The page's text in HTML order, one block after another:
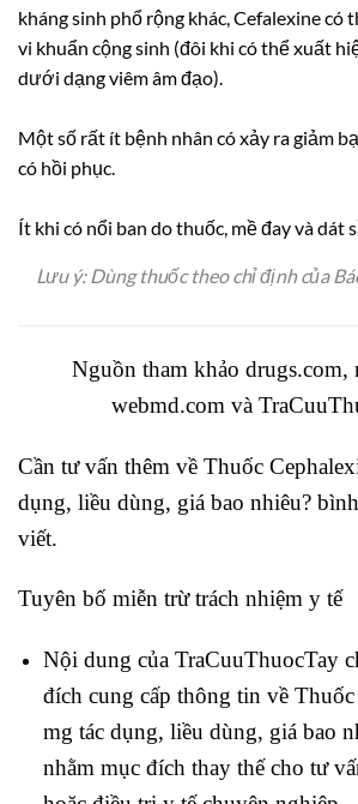
kháng sinh phổ rộng khác, Cefalexine
vi khuẩn cộng sinh (đôi khi có thể xuất
dưới dạng viêm âm đạo).
Một số rất ít bệnh nhân có xảy ra giảm
có hồi phục.
Ít khi có nổi ban do thuốc, mề đay và dát
Lưu ý: Dùng thuốc theo chỉ định của
Nguồn tham khảo drugs.com,
webmd.com và
Cần tư vấn thêm về Thuốc
dụng, liều dùng, giá bao nhiêu?
viết.
Tuyên bố miễn trừ trách nhiệm y tế
Nội dung của TraCuuThuocTay
đích cung cấp thông tin về
mg tác dụng, liều dùng, giá bao
nhằm mục đích thay thế cho tư